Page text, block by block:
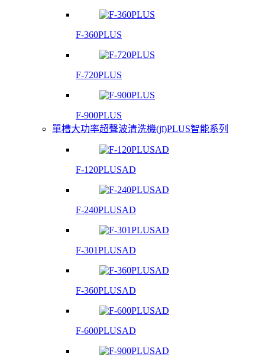
F-360PLUS
F-720PLUS
F-900PLUS
單槽大功率超聲波清洗機(jī)PLUS智能系列
F-120PLUSAD
F-240PLUSAD
F-301PLUSAD
F-360PLUSAD
F-600PLUSAD